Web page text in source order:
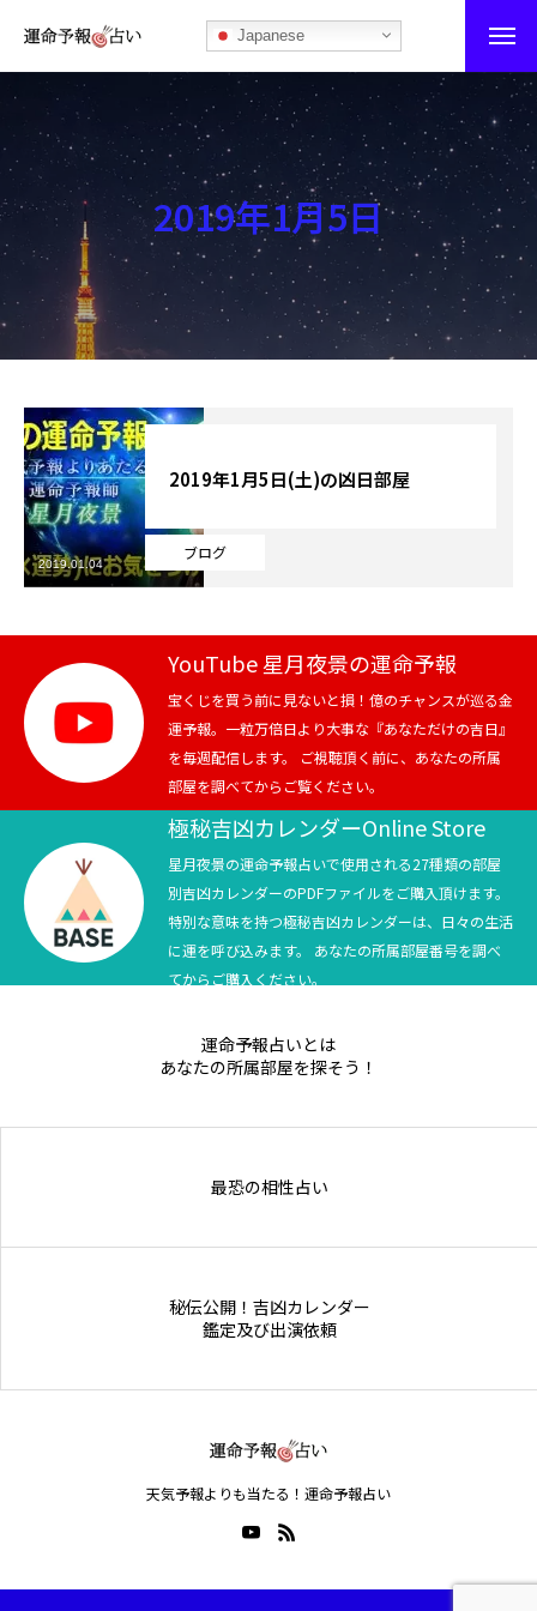
Japanese
運命予報占い
運命予報占いとは
あなたの所属部屋を探そう！
最恐の相性占い
秘伝公開！吉凶カレンダー
記事カテゴリー
ブログ
お知らせ
芸能界
テニス
スポーツ
競馬
テニス四大大会・五輪
テニス四大大会・五輪
2019年1月5日
ブログ
2019年1月5日(土)の凶日部屋
2019.01.04
YouTube 星月夜景の運命予報
宝くじを買う前に見ないと損！億のチャンスが巡る金
運予報。一粒万倍日より大事な『あなただけの吉日』
を毎週配信します。 ご視聴頂く前に、あなたの所属
部屋を調べてからご覧ください。
極秘吉凶カレンダーOnline Store
星月夜景の運命予報占いで使用される27種類の部屋
別吉凶カレンダーのPDFファイルをご購入頂けます。
特別な意味を持つ極秘吉凶カレンダーは、日々の生活
に運を呼び込みます。 あなたの所属部屋番号を調べ
てからご購入ください。
運命予報占いとは
あなたの所属部屋を探そう！
最恐の相性占い
秘伝公開！吉凶カレンダー
鑑定及び出演依頼
天気予報よりも当たる！運命予報占い